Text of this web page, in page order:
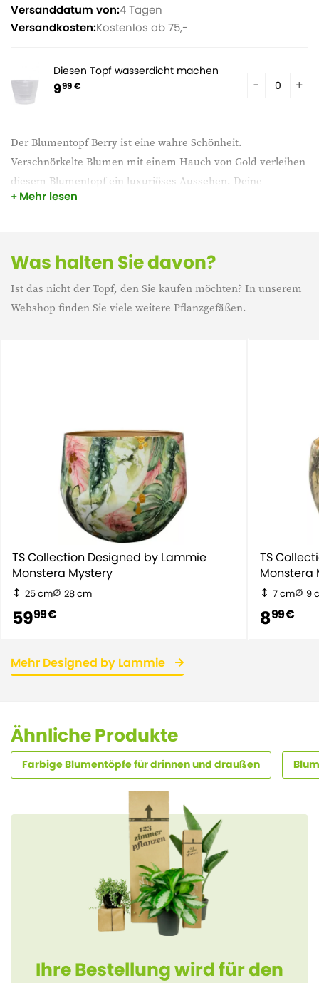
Der Blumentopf Berry ist eine wahre Schönheit.
Verschnörkelte Blumen mit einem Hauch von Gold verleihen
diesem Blumentopf ein luxuriöses Aussehen. Deine
Zimmerpflanze wird in diesem Blumentopf glänzen. Der
Mehr lesen
Versanddatum von:4 Tagen
Versandkosten:Kostenlos ab 75,-
Diesen Topf wasserdicht machen
999 €
Was halten Sie davon?
Ist das nicht der Topf, den Sie kaufen möchten? In unserem
Webshop finden Sie viele weitere Pflanzgefäßen.
TS Collection Designed by Lammie
Monstera Mystery
25 cm 28 cm
5999 €
TS
Monstera
7 cm 9
899 €
Mehr Designed by Lammie
Ähnliche Produkte
Farbige Blumentöpfe für drinnen und draußen
Ihre Bestellung wird für den